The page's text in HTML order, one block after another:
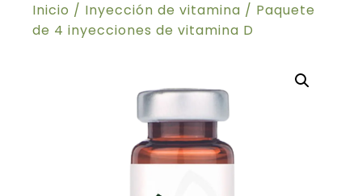
Inicio / Inyección de vitamina / Paquete
de 4 inyecciones de vitamina D